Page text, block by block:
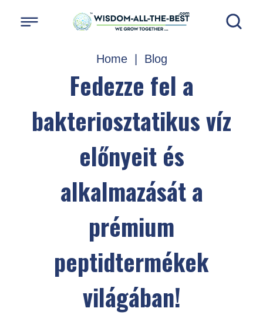
Home| Blog
Fedezze fel a
bakteriosztatikus víz
előnyeit és
alkalmazását a
prémium
peptidtermékek
világában!